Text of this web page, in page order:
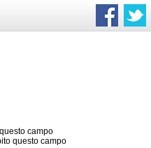
campo
questo campo